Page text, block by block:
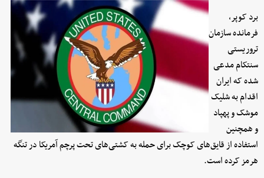
برد کوپر،
فرمانده سازمان
تروریستی
سنتکام مدعی
شده که ایران
اقدام به شلیک
موشک و پهپاد
و همچنین
استفاده از قایق‌های کوچک برای حمله به کشتی‌های تحت پرچم آمریکا در تنگه
هرمز کرده است.